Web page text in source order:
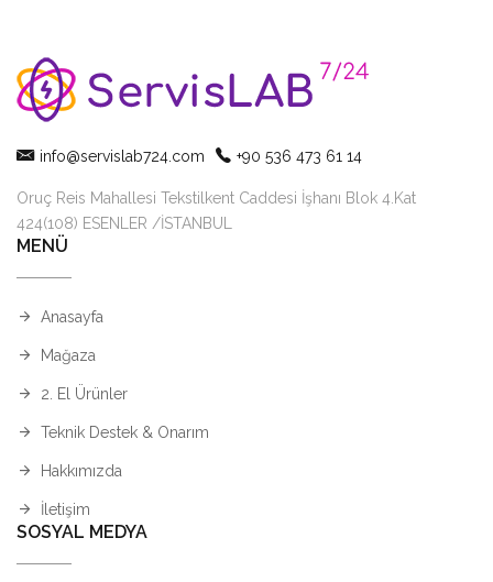
info@servislab724.com +90 536 473 61 14
Oruç Reis Mahallesi Tekstilkent Caddesi İşhanı Blok 4.Kat
424(108) ESENLER /İSTANBUL
MENÜ
Anasayfa
Mağaza
2. El Ürünler
Teknik Destek & Onarım
Hakkımızda
İletişim
SOSYAL MEDYA